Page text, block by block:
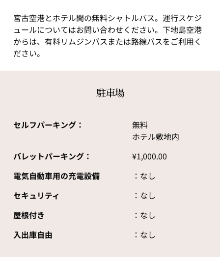
宮古空港とホテル間の無料シャトルバス。運行スケジ
ュールについてはお問い合わせください。下地島空港
からは、有料リムジンバスまたは路線バスをご利用く
ださい。
駐車場
セルフパーキング：
無料
ホテル敷地内
バレットパーキング：
¥1,000.00
電気自動車用の充電設備
：なし
セキュリティ
：なし
屋根付き
：なし
入出庫自由
：なし